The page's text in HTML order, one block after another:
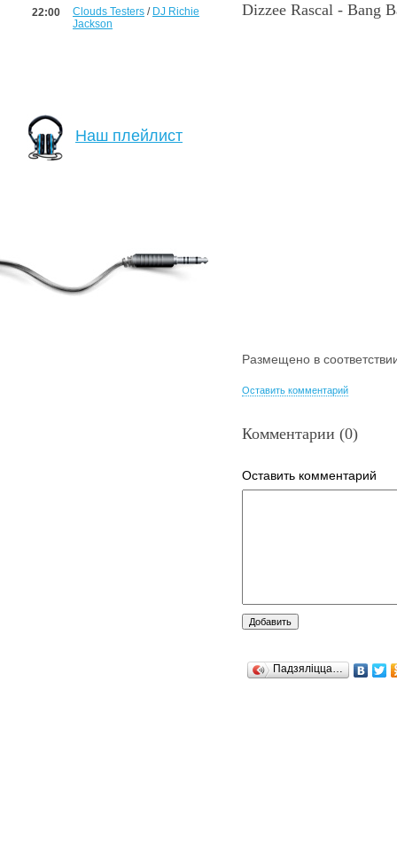
22:00 Clouds Testers / DJ Richie
Jackson
Наш плейлист
Dizzee Rascal - Bang
Размещено в
Оставить комментарий
Комментарии (0)
Оставить комментарий
Падзяліцца…